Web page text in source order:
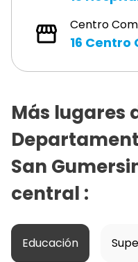
Centro
16 Centro
Más lugares
San
central :
Educación